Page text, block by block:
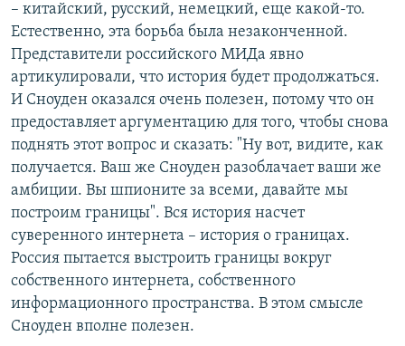
– китайский, русский, немецкий, еще какой-то.
Естественно, эта борьба была незаконченной.
Представители российского МИДа явно
артикулировали, что история будет продолжаться.
И Сноуден оказался очень полезен, потому что он
предоставляет аргументацию для того, чтобы снова
поднять этот вопрос и сказать: "Ну вот, видите, как
получается. Ваш же Сноуден разоблачает ваши же
амбиции. Вы шпионите за всеми, давайте мы
построим границы". Вся история насчет
суверенного интернета – история о границах.
Россия пытается выстроить границы вокруг
собственного интернета, собственного
информационного пространства. В этом смысле
Сноуден вполне полезен.